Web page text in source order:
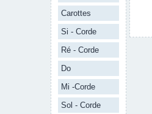
Carottes
Si - Corde
Ré - Corde
Do
Mi -Corde
Sol - Corde